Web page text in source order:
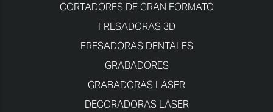
CORTADORES DE GRAN FORMATO
FRESADORAS 3D
FRESADORAS DENTALES
GRABADORES
GRABADORAS LÁSER
DECORADORAS LÁSER